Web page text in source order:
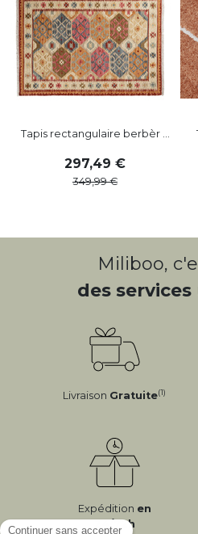
Tapis rectangulaire berbèr ...
297,49
349,99
Miliboo,
des
Livraison Gratuite(1)
Expédition en
24/72h